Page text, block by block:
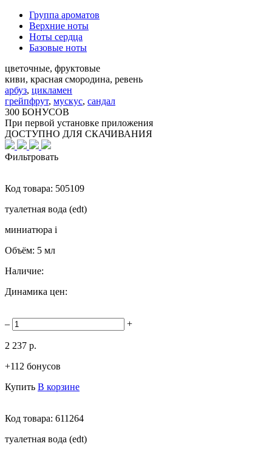
Группа ароматов
Верхние ноты
Ноты сердца
Базовые ноты
цветочные, фруктовые
киви, красная смородина, ревень
арбуз, цикламен
грейпфрут, мускус, сандал
300 БОНУСОВ
При первой установке приложения
ДОСТУПНО ДЛЯ СКАЧИВАНИЯ
Фильтровать
Код товара: 505109
туалетная вода (edt)
миниатюра i
Объём: 5 мл
Наличие:
Динамика цен:
– +
2 237 р.
+112 бонусов
Купить В корзине
Код товара: 611264
туалетная вода (edt)